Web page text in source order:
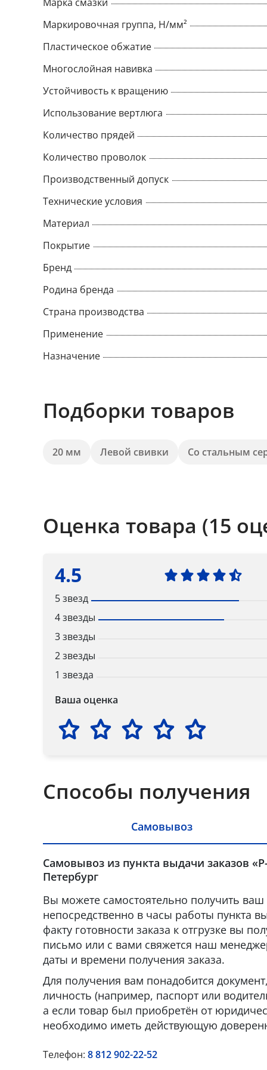
Маркировочная группа, Н/мм²
Пластическое обжатие
Многослойная навивка
Устойчивость к вращению
Использование вертлюга
Количество прядей
Количество проволок
Производственный допуск
Технические условия
Материал
Покрытие
Бренд
Родина бренда
Страна производства
Применение
Назначение
Подборки товаров
20 мм Левой свивки Со стальным
Оценка товара (15
4.5
5 звезд
4 звезды
3 звезды
2 звезды
1 звезда
Ваша оценка
Способы получения
Самовывоз
Самовывоз из пункта выдачи заказов
Петербург
Вы можете самостоятельно получить ваш
непосредственно в часы работы пункта
факту готовности заказа к отгрузке вы
письмо или с вами свяжется наш
даты и времени получения заказа.
Для получения вам понадобится
личность (например, паспорт или
а если товар был приобретён от
необходимо иметь действующую
Телефон: 8 812 902-22-52